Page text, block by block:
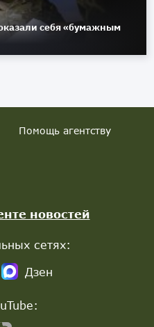
себя «бумажным
Помощь агентству
новостей
сетях:
Дзен